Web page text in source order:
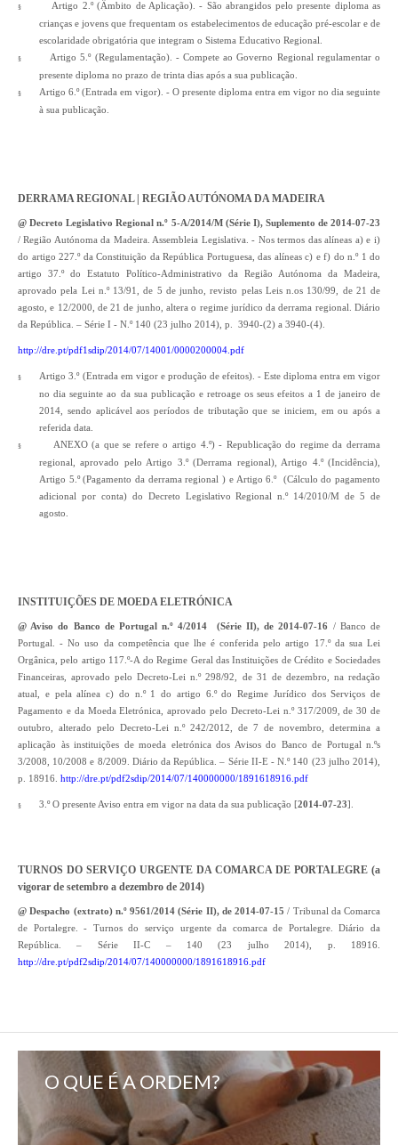
§
Artigo 2.º (Âmbito de Aplicação). - São abrangidos pelo presente diploma as
crianças e jovens que frequentam os estabelecimentos de educação pré-escolar e de
escolaridade obrigatória que integram o Sistema Educativo Regional.
§
Artigo 5.º (Regulamentação). - Compete ao Governo Regional regulamentar o
presente diploma no prazo de trinta dias após a sua publicação.
§
Artigo 6.º (Entrada em vigor). - O presente diploma entra em vigor no dia seguinte
à sua publicação.
DERRAMA REGIONAL | REGIÃO AUTÓNOMA DA MADEIRA
@ Decreto Legislativo Regional n.º 5-A/2014/M (Série I), Suplemento de 2014-07-23
/ Região Autónoma da Madeira. Assembleia Legislativa. - Nos termos das alíneas a) e i)
do artigo 227.º da Constituição da República Portuguesa, das alíneas c) e f) do n.º 1 do
artigo 37.º do Estatuto Político-Administrativo da Região Autónoma da Madeira,
aprovado pela Lei n.º 13/91, de 5 de junho, revisto pelas Leis n.os 130/99, de 21 de
agosto, e 12/2000, de 21 de junho, altera o regime jurídico da derrama regional. Diário
da República. – Série I - N.º 140 (23 julho 2014), p. 3940-(2) a 3940-(4).
http://dre.pt/pdf1sdip/2014/07/14001/0000200004.pdf
§
Artigo 3.º (Entrada em vigor e produção de efeitos). - Este diploma entra em vigor
no dia seguinte ao da sua publicação e retroage os seus efeitos a 1 de janeiro de
2014, sendo aplicável aos períodos de tributação que se iniciem, em ou após a
referida data.
§
ANEXO (a que se refere o artigo 4.º) - Republicação do regime da derrama
regional, aprovado pelo Artigo 3.º (Derrama regional), Artigo 4.º (Incidência),
Artigo 5.º (Pagamento da derrama regional ) e Artigo 6.º (Cálculo do pagamento
adicional por conta) do Decreto Legislativo Regional n.º 14/2010/M de 5 de
agosto.
INSTITUIÇÕES DE MOEDA ELETRÓNICA
@ Aviso do Banco de Portugal n.º 4/2014 (Série II), de 2014-07-16
/ Banco de
Portugal. - No uso da competência que lhe é conferida pelo artigo 17.º da sua Lei
Orgânica, pelo artigo 117.º-A do Regime Geral das Instituições de Crédito e Sociedades
Financeiras, aprovado pelo Decreto-Lei n.º 298/92, de 31 de dezembro, na redação
atual, e pela alínea c) do n.º 1 do artigo 6.º do Regime Jurídico dos Serviços de
Pagamento e da Moeda Eletrónica, aprovado pelo Decreto-Lei n.º 317/2009, de 30 de
outubro, alterado pelo Decreto-Lei n.º 242/2012, de 7 de novembro, determina a
aplicação às instituições de moeda eletrónica dos Avisos do Banco de Portugal n.ºs
3/2008, 10/2008 e 8/2009. Diário da República. – Série II-E - N.º 140 (23 julho 2014),
p. 18916. http://dre.pt/pdf2sdip/2014/07/140000000/1891618916.pdf
§ 3.º O presente Aviso entra em vigor na data da sua publicação [2014-07-23].
TURNOS DO SERVIÇO URGENTE DA COMARCA DE PORTALEGRE (a
vigorar de setembro a dezembro de 2014)
@ Despacho (extrato) n.º 9561/2014 (Série II), de 2014-07-15 / Tribunal da Comarca
de Portalegre. - Turnos do serviço urgente da comarca de Portalegre. Diário da
República. – Série II-C – 140 (23 julho 2014), p. 18916.
http://dre.pt/pdf2sdip/2014/07/140000000/1891618916.pdf
O QUE É A ORDEM?